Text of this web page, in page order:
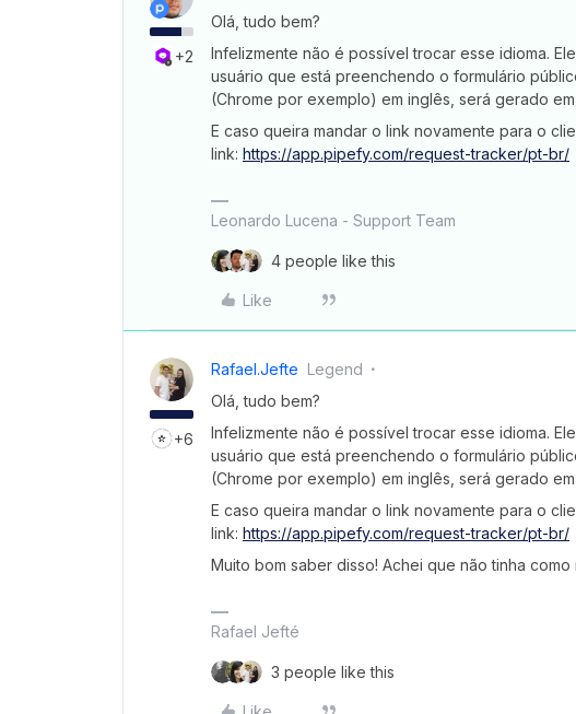
+2
Olá, tudo bem?
Infelizmente não é possível trocar esse idioma.
usuário que está preenchendo o formulário
(Chrome por exemplo) em inglês, será gerado
E caso queira mandar o link novamente para o
link: https://app.pipefy.com/request-tracker/pt-br/
Leonardo Lucena - Support Team
4 people like this
Like
+6
Rafael.jefte Legend
Olá, tudo bem?
Infelizmente não é possível trocar esse idioma.
usuário que está preenchendo o formulário
(Chrome por exemplo) em inglês, será gerado
E caso queira mandar o link novamente para o
link: https://app.pipefy.com/request-tracker/pt-br/
Muito bom saber disso! Achei que não tinha como
Rafael Jefté
3 people like this